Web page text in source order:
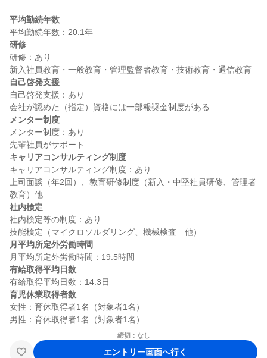
平均勤続年数
研修
研修：あり
自己啓発支援
自己啓発支援：あり
メンター制度
メンター制度：あり
キャリアコンサルティング制度
キャリアコンサルティング制度：あり
上司面談（年2回）、教育研修制度（新入・中堅社員研修、管理者
社内検定
社内検定等の制度：あり
月平均所定外労働時間
有給取得平均日数
育児休業取得者数
女性：育休取得者1名（対象者1名）
締切：なし
エントリー画面へ行く